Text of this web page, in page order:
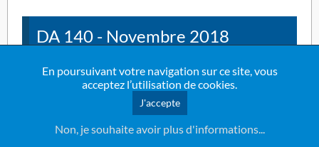
En poursuivant votre navigation sur ce site, vous
acceptez l’utilisation de cookies.
J'accepte
Non, je souhaite avoir plus d'informations...
DA 140 - Novembre 2018
Le n°140, du mois de novembre, des dossiers de l'allaitement, la
revue de LLL France à destination des professionnels de santé.
DA 141 - Décembre 2018